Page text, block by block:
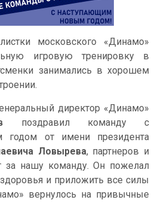
московского «Динамо»
игровую тренировку в
занимались в хорошем
директор «Динамо»
поздравил команду с
годом от имени президента
Ловырева, партнеров и
за нашу команду. Он пожелал
и приложить все силы
вернулось на привычные